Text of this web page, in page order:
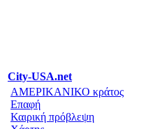
City-USA.net
ΑΜΕΡΙΚΑΝΙΚΟ κράτος
Επαφή
Καιρική πρόβλεψη